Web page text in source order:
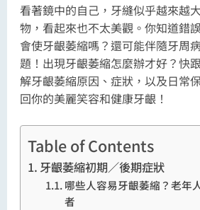
看著鏡中的自己，牙縫似乎越來越
物，看起來也不太美觀。你知道錯
會使牙齦萎縮嗎？還可能伴隨牙周
題！出現牙齦萎縮怎麼辦才好？快
解牙齦萎縮原因、症狀，以及日常
回你的美麗笑容和健康牙齦！
Table of Contents
牙齦萎縮初期／後期症狀
哪些人容易牙齦萎縮？老年
者